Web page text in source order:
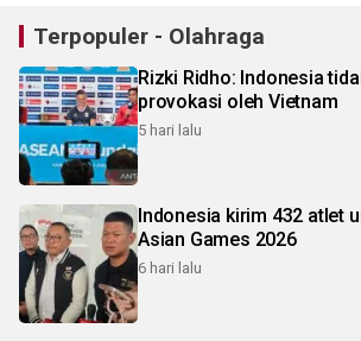
Terpopuler - Olahraga
Rizki Ridho: Indonesia
provokasi oleh Vietnam
5 hari lalu
Indonesia kirim 432 atlet
Asian Games 2026
6 hari lalu